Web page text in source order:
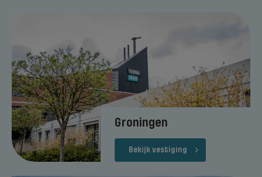
Groningen
Bekijk vestiging